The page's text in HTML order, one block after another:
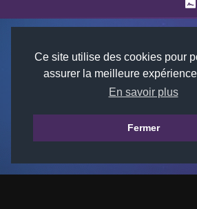
Ce site utilise des cookies pour
assurer la meilleure
En savoir plus
Fermer
© 2018-2026
SITE WEB
TOUTES LES